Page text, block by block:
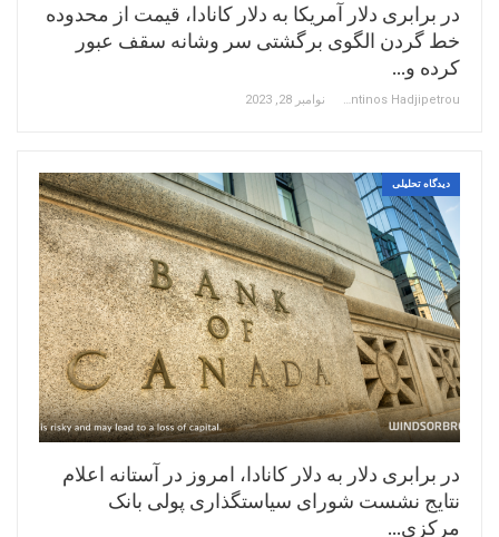
در برابری دلار آمریکا به دلار کانادا، قیمت از محدوده
خط گردن الگوی برگشتی سر وشانه سقف عبور
کرده و…
Constantinos Hadjipetrou نوامبر 28, 2023
دیدگاه تحلیلی
در برابری دلار به دلار کانادا، امروز در آستانه اعلام
نتایج نشست شورای سیاستگذاری پولی بانک
مرکزی…